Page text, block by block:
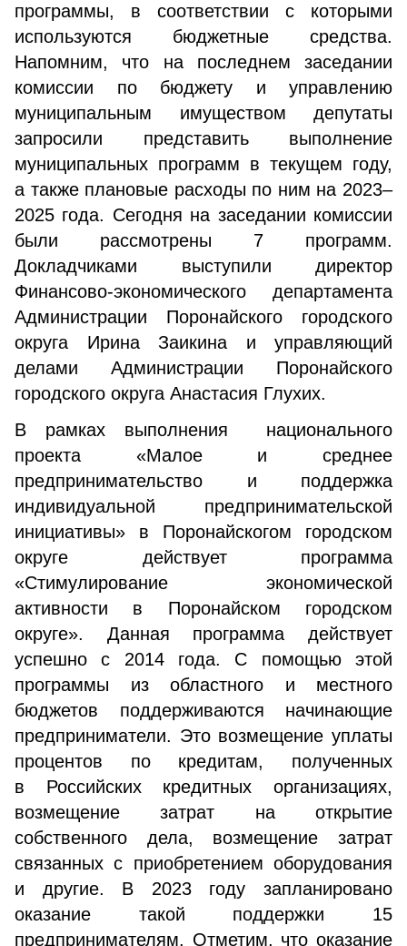
программы, в соответствии с которыми
используются бюджетные средства.
Напомним, что на последнем заседании
комиссии по бюджету и управлению
муниципальным имуществом депутаты
запросили представить выполнение
муниципальных программ в текущем году,
а также плановые расходы по ним на 2023–
2025 года. Сегодня на заседании комиссии
были рассмотрены 7 программ.
Докладчиками выступили директор
Финансово-экономического департамента
Администрации Поронайского городского
округа Ирина Заикина и управляющий
делами Администрации Поронайского
городского округа Анастасия Глухих.
В рамках выполнения национального
проекта «Малое и среднее
предпринимательство и поддержка
индивидуальной предпринимательской
инициативы» в Поронайскогом городском
округе действует программа
«Стимулирование экономической
активности в Поронайском городском
округе». Данная программа действует
успешно с 2014 года. С помощью этой
программы из областного и местного
бюджетов поддерживаются начинающие
предприниматели. Это возмещение уплаты
процентов по кредитам, полученных
в Российских кредитных организациях,
возмещение затрат на открытие
собственного дела, возмещение затрат
связанных с приобретением оборудования
и другие. В 2023 году запланировано
оказание такой поддержки 15
предпринимателям. Отметим, что оказание